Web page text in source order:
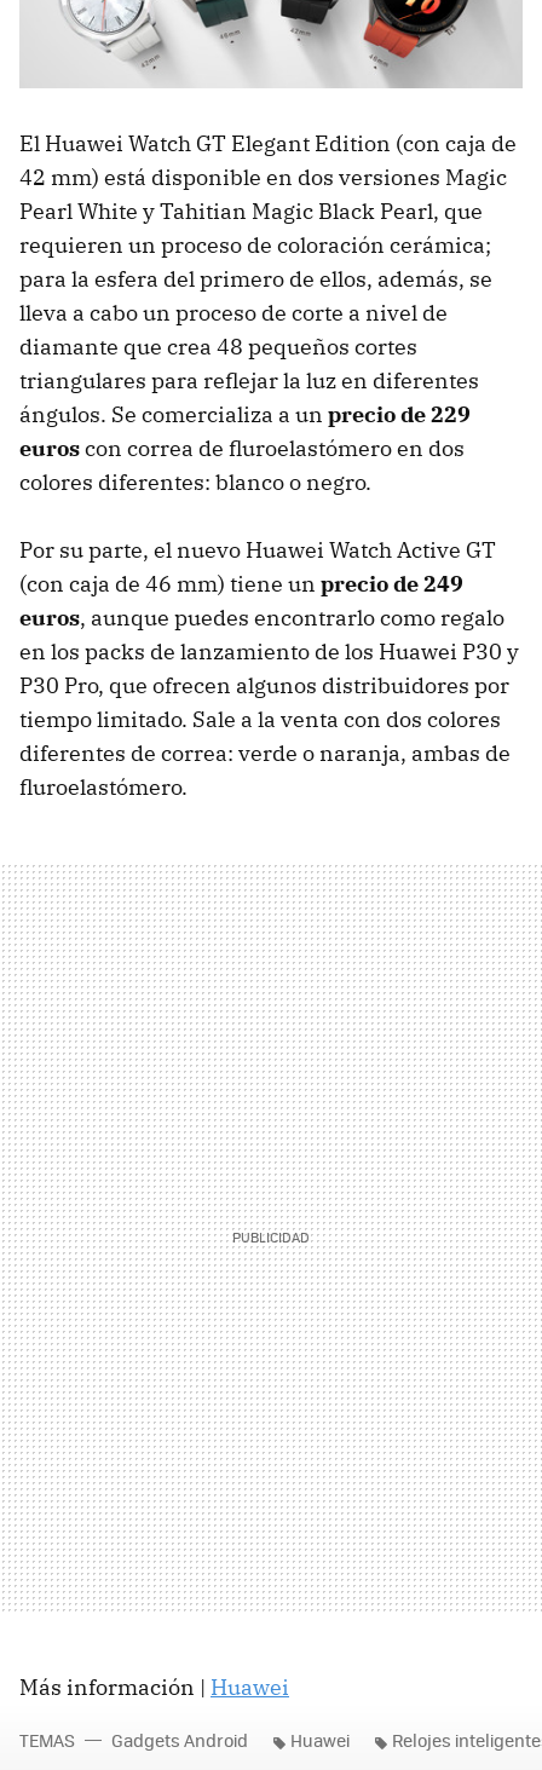
El Huawei Watch GT Elegant Edition (con caja de
42 mm) está disponible en dos versiones Magic
Pearl White y Tahitian Magic Black Pearl, que
requieren un proceso de coloración cerámica;
para la esfera del primero de ellos, además, se
lleva a cabo un proceso de corte a nivel de
diamante que crea 48 pequeños cortes
triangulares para reflejar la luz en diferentes
ángulos. Se comercializa a un precio de 229
euroscon correa de fluroelastómero en dos
colores diferentes: blanco o negro.
Por su parte, el nuevo Huawei Watch Active GT
(con caja de 46 mm) tiene un precio de 249
euros, aunque puedes encontrarlo como regalo
en los packs de lanzamiento de los Huawei P30 y
P30 Pro, que ofrecen algunos distribuidores por
tiempo limitado. Sale a la venta con dos colores
diferentes de correa: verde o naranja, ambas de
fluroelastómero.
Más información | Huawei
TEMAS Gadgets Android Huawei Relojes